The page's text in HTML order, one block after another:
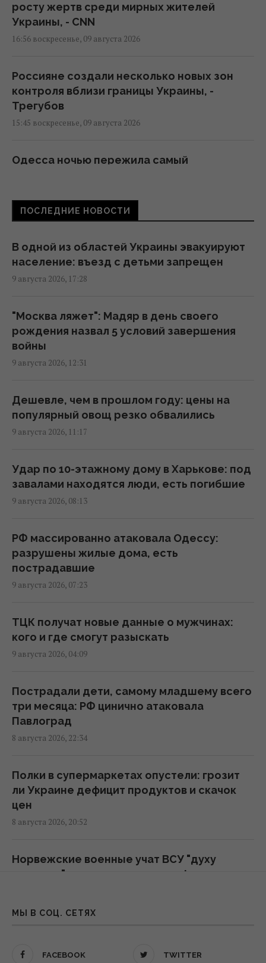
росту жертв среди мирных жителей
Украины, - CNN
16:56 воскресенье, 09 августа 2026
Россияне создали несколько новых зон
контроля вблизи границы Украины, -
Трегубов
15:45 воскресенье, 09 августа 2026
Одесса ночью пережила самый
13:59 воскресенье, 09 августа 2026
Цель России №1: The Times рассказал, как
работает украинский отряд "глубоких
ударов" по РФ
Не "костыли", не "коляска" и не "носилки":
как правильно говорить на украинском
языке, – филолог
В Одесской области из-за атаки РФ
ограничено движение к пунктам пропуска
"Мы выстоим, Москва ляжет": Мадяр назва л
В Геленджике уничтожена позиция С-400,
из которой 8 августа били по Украине, -
Россияне продвинулись в Часовом Яру, –
РФ готовит масштабные удары по Киеву
перед 24 августа: в ISW раскрыли цели
Россия нанесла массированный удар по
Одессе: нет света и воды, много
звездного футболиста
ПОСЛЕДНИЕ НОВОСТИ
В одной из областей Украины эвакуируют
население: въезд с детьми запрещен
9 августа 2026, 17:28
"Москва ляжет": Мадяр в день своего
рождения назва л 5 условий завершения
войны
9 августа 2026, 12:31
Дешевле, чем в прошлом году: цены на
популярный овощ резко обвалились
9 августа 2026, 11:17
Удар по 10-этажному дому в Харькове: под
завалами находятся люди, есть погибшие
9 августа 2026, 08:13
РФ массированно атаковала Одессу:
разрушены жилые дома, есть
пострадавшие
9 августа 2026, 07:23
ТЦК получат новые данные о мужчинах:
кого и где смогут разыскать
9 августа 2026, 04:09
Пострадали дети, самому младшему всего
три месяца: РФ цинично атаковала
Павлоград
8 августа 2026, 22:34
Полки в супермаркетах опустели: грозит
ли Украине дефицит продуктов и скачок
цен
8 августа 2026, 20:52
Норвежские военные учат ВСУ "духу
викингов": зачем это нужно на фронте
Юковым
МЫ В СОЦ. СЕТЯХ
FACEBOOK TWITTER